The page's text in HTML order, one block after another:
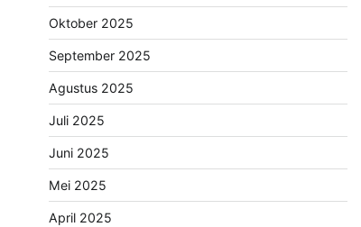
Oktober 2025
September 2025
Agustus 2025
Juli 2025
Juni 2025
Mei 2025
April 2025